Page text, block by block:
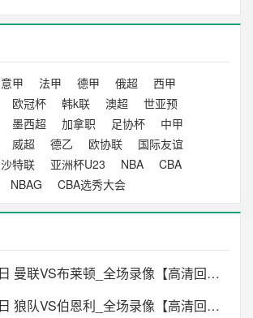
意甲 法甲 德甲 俄超
西甲
欧冠杯 韩k联 澳超
世亚预
墨西超 加拿职 足协杯
中甲
威超 德乙 欧协联
国际友谊
沙特联 亚洲杯U23 NBA
CBA
NBAG CBA选秀大会
2026年05月24日 曼联VS布莱顿_全场录像【高清回放】
2026年05月24日 狼队VS伯恩利_全场录像【高清回放】